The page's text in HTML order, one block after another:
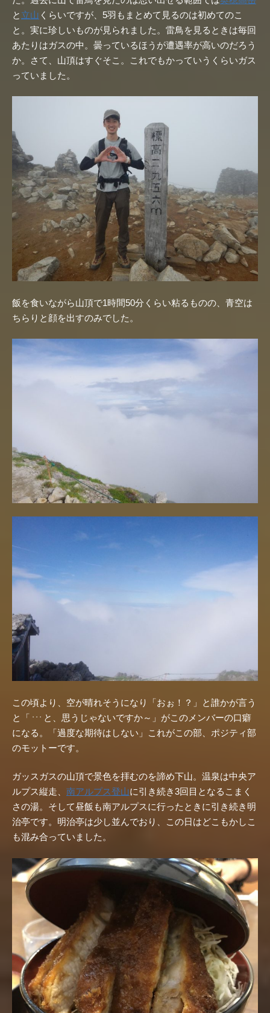
と 立山 くらいですが、5羽もまとめて見るのは初めてのこ
と。実に珍しいものが見られました。雷鳥を見るときは毎回
あたりはガスの中。曇っているほうが遭遇率が高いのだろう
か。さて、山頂はすぐそこ。これでもかっていうくらいガス
っていました。
飯を食いながら山頂で1時間50分くらい粘るものの、青空は
ちらりと顔を出すのみでした。
この頃より、空が晴れそうになり「おぉ！？」と誰かが言う
と「 ・・・ と、思うじゃないですか～」がこのメンバーの口癖
になる。「過度な期待はしない」これがこの部、ポジティ部
のモットーです。
ガッスガスの山頂で景色を拝むのを諦め下山。温泉は中央ア
ルプス縦走、 南アルプス登山に引き続き3回目となるこまく
さの湯。そして昼飯も南アルプスに行ったときに引き続き明
治亭です。明治亭は少し並んでおり、この日はどこもかしこ
も混み合っていました。